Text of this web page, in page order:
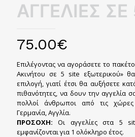
ΑΓΓΕΛΙΕΣ ΣΕ
75.00€
Επιλέγοντας να αγοράσετε το
Ακινήτου σε 5 site εξωτερικού»
επιλογή, γιατί έτσι θα αυξήσετε
πιθανότητες, να δουν την αγγελία
πολλοί άνθρωποι από τις
Γερμανία, Αγγλία.
ΠΡΟΣΟΧΗ: Οι αγγελίες στα 5
εμφανίζονται για 1 ολόκληρο έτος.